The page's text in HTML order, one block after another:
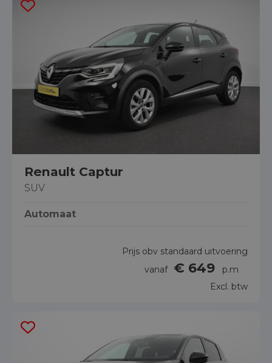
Renault Captur
SUV
Automaat
Prijs obv standaard uitvoering
vanaf € 649
p.m
Excl. btw